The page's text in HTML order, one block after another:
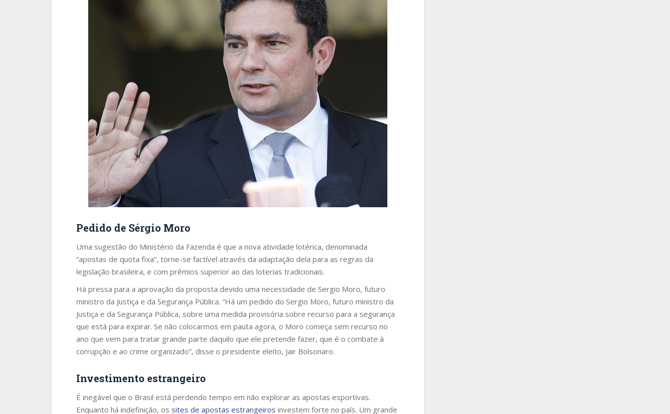
Pedido de Sérgio Moro
Uma sugestão do Ministério da Fazenda é que a nova atividade lotérica, denominada
“apostas de quota fixa”, torne-se factível através da adaptação dela para as regras da
legislação brasileira, e com prêmios superior ao das loterias tradicionais.
Há pressa para a aprovação da proposta devido uma necessidade de Sergio Moro, futuro
ministro da Justiça e da Segurança Pública. “Há um pedido do Sergio Moro, futuro ministro da
Justiça e da Segurança Pública, sobre uma medida provisória sobre recurso para a segurança
que está para expirar. Se não colocarmos em pauta agora, o Moro começa sem recurso no
ano que vem para tratar grande parte daquilo que ele pretende fazer, que é o combate à
corrupção e ao crime organizado”, disse o presidente eleito, Jair Bolsonaro.
Investimento estrangeiro
É inegável que o Brasil está perdendo tempo em não explorar as apostas esportivas.
Enquanto há indefinição, os sites de apostas estrangeiros investem forte no país. Um grande